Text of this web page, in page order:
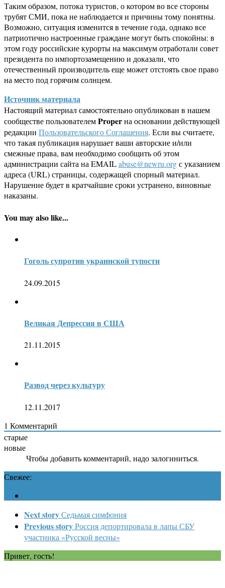
Таким образом, потока туристов, о котором во все стороны
трубят СМИ, пока не наблюдается и причины тому понятны.
Возможно, ситуация изменится в течение года, однако все
патриотично настроенные граждане могут быть спокойны: в
этом году российские курорты на максимум отработали совет
президента по импортозамещению и доказали, что
отечественный производитель еще может отстоять свое право
на место под горячим солнцем.
Источник материала
Настоящий материал самостоятельно опубликован в нашем
сообществе пользователемProperна основании действующей
редакции Пользовательского Соглашения. Если вы считаете,
что такая публикация нарушает ваши авторские и/или
смежные права, вам необходимо сообщить об этом
администрации сайта на EMAILabuse@newru.orgс указанием
адреса (URL) страницы, содержащей спорный материал.
Нарушение будет в кратчайшие сроки устранено, виновные
наказаны.
You may also like...
Гоголь супротив украинской тупости
24.09.2015
Великая Депрессия в США
21.11.2015
Развод через культуру
12.11.2017
1 Комментарий
старые
новые
Чтобы добавить комментарий, надо залогиниться.
Свежее:
Next storyСедьмая симфония
Previous storyРоссия депортировала в лапы СБУ
участника «Русской весны»
Привет, гость!